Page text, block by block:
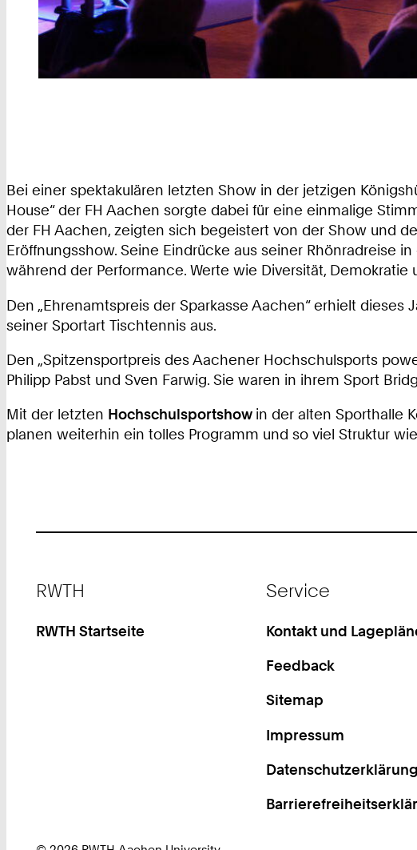
Bei einer spektakulären letzten Show in der jetzigen
House“ der FH Aachen sorgte dabei für eine einmalige
der FH Aachen, zeigten sich begeistert von der Show und
Eröffnungsshow. Seine Eindrücke aus seiner Rhönradreise
während der Performance. Werte wie Diversität,
Den „Ehrenamtspreis der Sparkasse Aachen“ erhielt
seiner Sportart Tischtennis aus.
Den „Spitzensportpreis des Aachener Hochschulsports
Philipp Pabst und Sven Farwig. Sie waren in ihrem Sport
Mit der letzten Hochschulsportshow in der alten Sporthalle
planen weiterhin ein tolles Programm und so viel Struktur
RWTH
RWTH Startseite
Service
Kontakt und
Feedback
Sitemap
Impressum
Datenschutzerklärung